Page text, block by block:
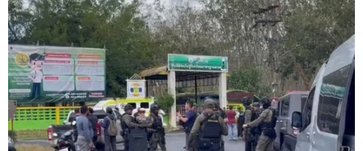
nước khi tắm hồ
25/04/2022 13:01
Sau hơn 3 giờ nỗ lực tìm kiếm, đến 17 giờ ngày 25/4,
lực lượng chức năng tìm thấy thi thể 2 em, còn thi thể 2
em khác vẫn đang được lực lượng chức năng tìm kiếm.